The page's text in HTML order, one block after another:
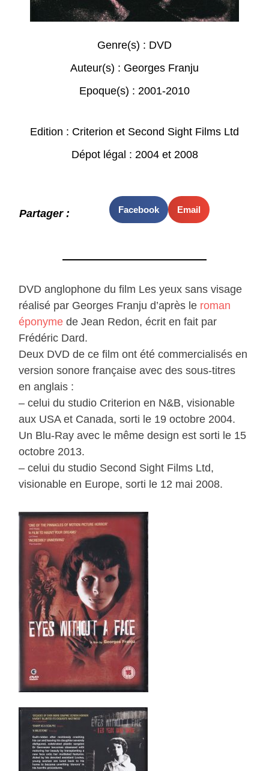
Genre(s) : DVD
Auteur(s) : Georges Franju
Epoque(s) : 2001-2010
Edition : Criterion et Second Sight Films Ltd
Dépot légal : 2004 et 2008
Partager : Facebook Email
DVD anglophone du film Les yeux sans visage
réalisé par Georges Franju d’après le roman
éponyme de Jean Redon, écrit en fait par
Frédéric Dard.
Deux DVD de ce film ont été commercialisés en
version sonore française avec des sous-titres
en anglais :
– celui du studio Criterion en N&B, visionable
aux USA et Canada, sorti le 19 octobre 2004.
Un Blu-Ray avec le même design est sorti le 15
octobre 2013.
– celui du studio Second Sight Films Ltd,
visionable en Europe, sorti le 12 mai 2008.